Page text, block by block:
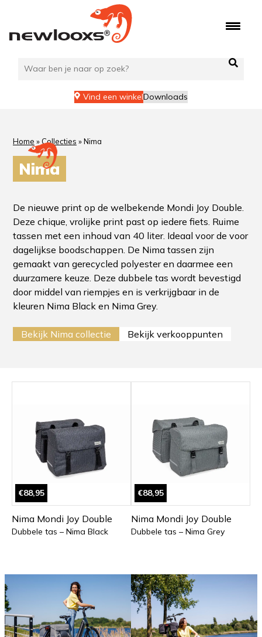
Vind een winkelDownloads
Home » Collecties »Nima
Nima
De nieuwe print op de welbekende Mondi Joy Double.
Deze chique, vrolijke print past op iedere fiets. Ruime
tassen met een inhoud van 40 liter. Ideaal voor de voor
dagelijkse boodschappen. De Nima tassen zijn
gemaakt van gerecycled polyester en daarmee een
duurzamere keuze. Deze dubbele tas wordt bevestigd
door middel van riempjes en is verkrijgbaar in de
kleuren Nima Black en Nima Grey.
Bekijk Nima collectie Bekijk verkooppunten
€88,95
Nima Mondi Joy Double
Dubbele tas – Nima Black
€88,95
Nima Mondi Joy Double
Dubbele tas – Nima Grey